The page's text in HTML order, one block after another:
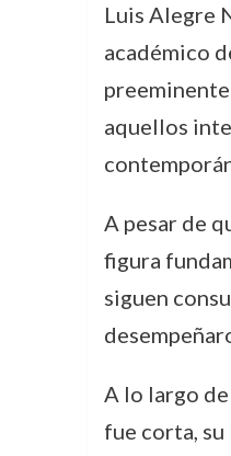
Luis Alegre
académico
aquellos
A pesar de
figura
siguen
A lo largo
fue corta,